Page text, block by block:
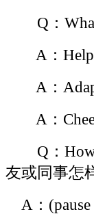
Q：What
A：
A：
A：
Q：How
友或同事怎
A：